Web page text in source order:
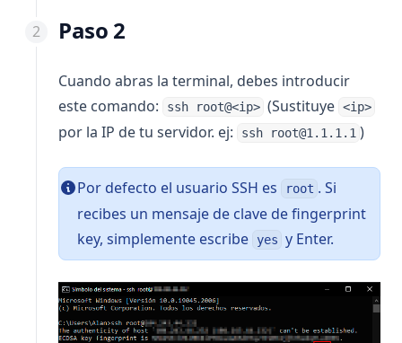
Paso 2
Cuando abras la terminal, debes introducir
este comando:
ssh root@<ip> (Sustituye <ip>
por la IP de tu servidor. ej: ssh root@1.1.1.1 )
Por defecto el usuario SSH es root . Si
recibes un mensaje de clave de fingerprint
key, simplemente escribe
yes y Enter.